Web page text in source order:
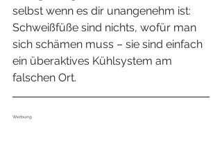
selbst wenn es dir unangenehm ist:
Schweißfüße sind nichts, wofür man
sich schämen muss – sie sind einfach
ein überaktives Kühlsystem am
falschen Ort.
Werbung